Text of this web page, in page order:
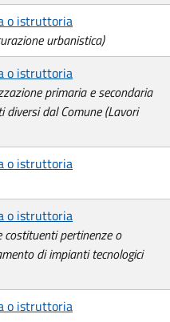
o istruttoria
urbanistica)
o istruttoria
primaria e secondaria
diversi dal Comune (Lavori
o istruttoria
o istruttoria
costituenti pertinenze o
di impianti tecnologici
o istruttoria